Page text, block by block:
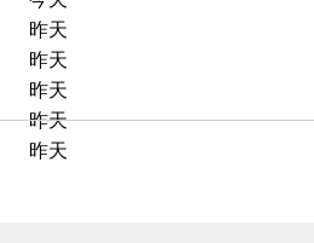
昨天
昨天
昨天
昨天
昨天